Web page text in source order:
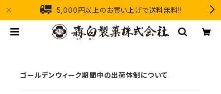
5,000円以上のお買い上げで送料無料!!
ゴールデンウィーク期間中の出荷体制について